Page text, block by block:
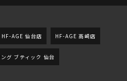
HF-AGE 仙台店 HF-AGE 高崎店
グ ブティック 仙台